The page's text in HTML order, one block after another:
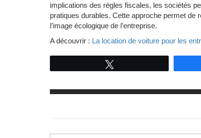
implications des règles fiscales, les sociétés
pratiques durables. Cette approche permet
l’image écologique de l’entreprise.
A découvrir : La location de voiture pour les